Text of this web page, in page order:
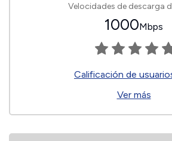
Velocidades de descarga
1000Mbps
Calificación de
Ver más